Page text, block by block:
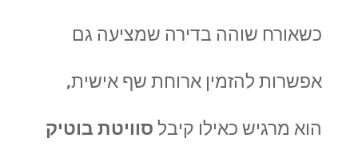
כשאורח שוהה בדירה שמציעה גם
אפשרות להזמין ארוחת שף אישית,
הוא מרגיש כאילו קיבל סוויטת בוטיק